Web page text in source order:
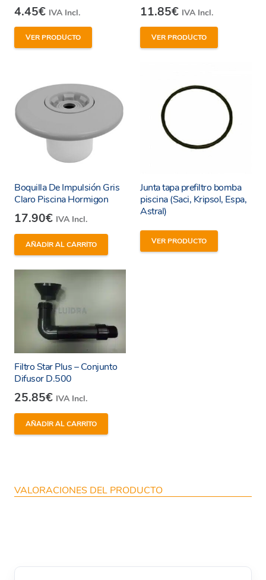
4.45€ IVA Incl.
VER PRODUCTO
11.85€ IVA Incl.
VER PRODUCTO
Boquilla De Impulsión Gris
Claro Piscina Hormigon
17.90€ IVA Incl.
AÑADIR AL CARRITO
Junta tapa prefiltro bomba
piscina (Saci, Kripsol, Espa,
Astral)
VER PRODUCTO
Filtro Star Plus – Conjunto
Difusor D.500
25.85€ IVA Incl.
AÑADIR AL CARRITO
VALORACIONES DEL PRODUCTO